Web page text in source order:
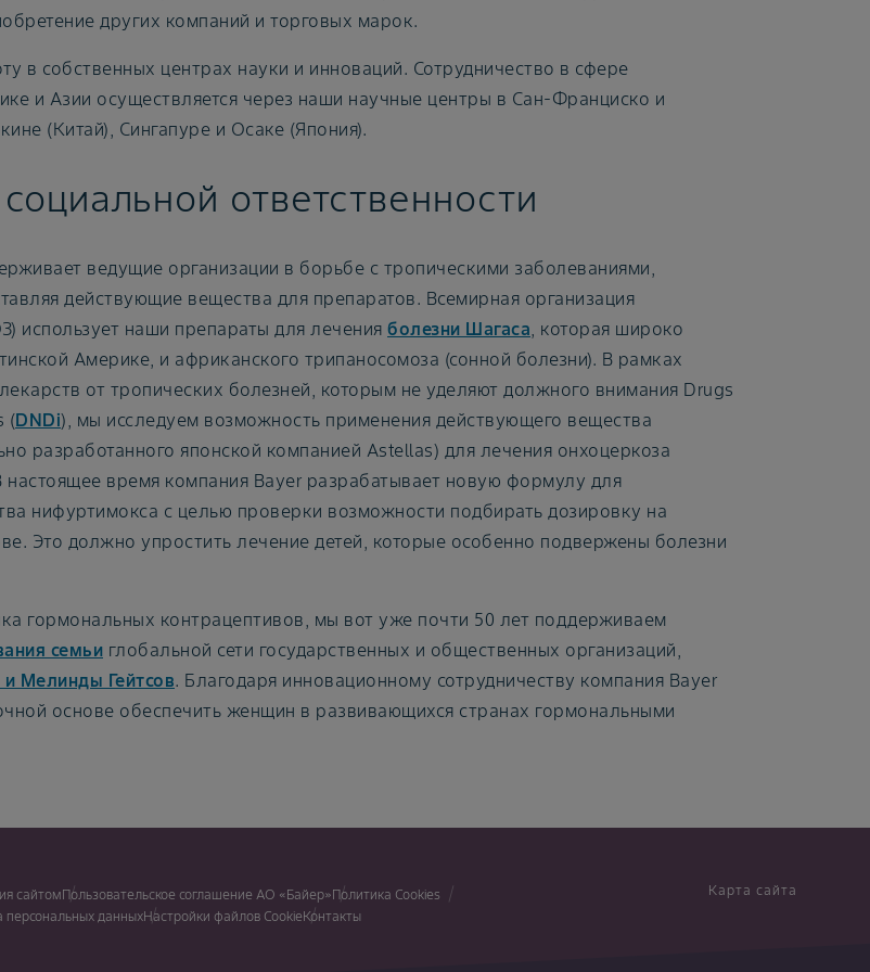
других компаний и торговых марок.
в собственных центрах науки и инноваций. Сотрудничество в сфере
и Азии осуществляется через наши научные центры в Сан-Франциско и
(Китай), Сингапуре и Осаке (Япония).
ответственности
ведущие организации в борьбе с тропическими заболеваниями,
действующие вещества для препаратов. Всемирная организация
использует наши препараты для лечения болезни Шагаса , которая широко
Америке, и африканского трипаносомоза (сонной болезни). В рамках
от тропических болезней, которым не уделяют должного внимания Drugs
(DNDi), мы исследуем возможность применения действующего вещества
разработанного японской компанией Astellas) для лечения онхоцеркоза
настоящее время компания Bayer разрабатывает новую формулу для
нифуртимокса с целью проверки возможности подбирать дозировку на
Это должно упростить лечение детей, которые особенно подвержены болезни
гормональных контрацептивов, мы вот уже почти 50 лет поддерживаем
семьи глобальной сети государственных и общественных организаций,
Мелинды Гейтсов. Благодаря инновационному сотрудничеству компания Bayer
основе обеспечить женщин в развивающихся странах гормональными
сайтомПользовательское соглашение АО «Байер»Политика Cookies
персональных данныхНастройки файлов CookieКонтакты
Карта сайта